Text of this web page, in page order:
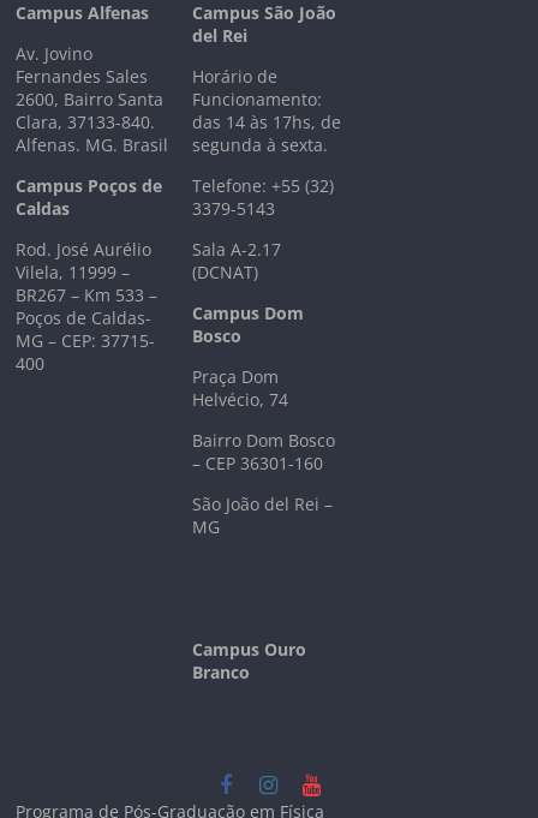
Campus Alfenas
Av. Jovino
Fernandes Sales
2600, Bairro Santa
Clara, 37133-840.
Alfenas. MG. Brasil
Campus Poços de
Caldas
Rod. José Aurélio
Vilela, 11999 –
BR267 – Km 533 –
Poços de Caldas-
MG – CEP: 37715-
400
Campus São João
del Rei
Horário de
Funcionamento:
das 14 às 17hs, de
segunda à sexta.
Telefone: +55 (32)
3379-5143
Sala A-2.17
(DCNAT)
Campus Dom
Bosco
Praça Dom
Helvécio, 74
Bairro Dom Bosco
– CEP 36301-160
São João del Rei –
MG
Campus Ouro
Branco
Programa de Pós-Graduação em Física